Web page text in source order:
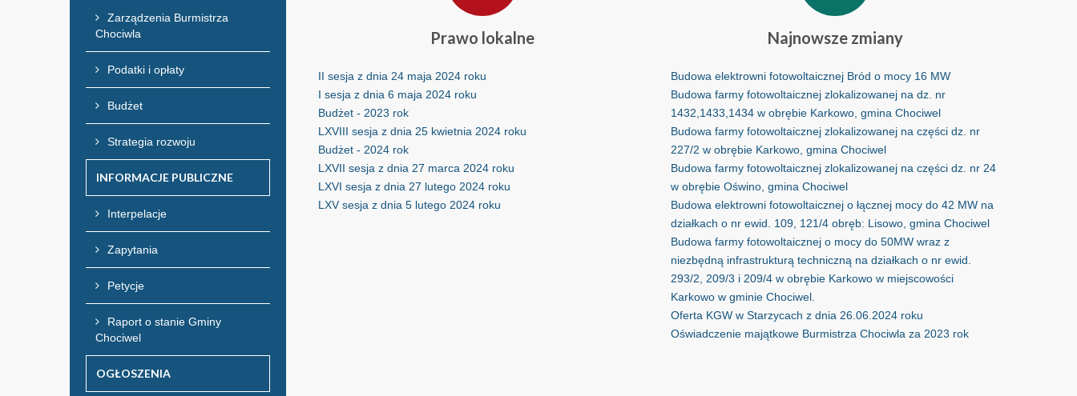
Prawo lokalne
II sesja z dnia 24 maja 2024 roku
I sesja z dnia 6 maja 2024 roku
Budżet - 2023 rok
LXVIII sesja z dnia 25 kwietnia 2024 roku
Budżet - 2024 rok
LXVII sesja z dnia 27 marca 2024 roku
LXVI sesja z dnia 27 lutego 2024 roku
LXV sesja z dnia 5 lutego 2024 roku
Najnowszezmiany
Budowa elektrowni fotowoltaicznej Bród o mocy 16 MW
Budowa farmy fotowoltaicznej zlokalizowanej na dz. nr
1432,1433,1434 w obrębie Karkowo, gmina Chociwel
Budowa farmy fotowoltaicznej zlokalizowanej na części dz. nr
227/2 w obrębie Karkowo, gmina Chociwel
Budowa farmy fotowoltaicznej zlokalizowanej na części dz. nr 24
w obrębie Oświno, gmina Chociwel
Budowa elektrowni fotowoltaicznej o łącznej mocy do 42 MW na
działkach o nr ewid. 109, 121/4 obręb: Lisowo, gmina Chociwel
Budowa farmy fotowoltaicznej o mocy do 50MW wraz z
niezbędną infrastrukturą techniczną na działkach o nr ewid.
293/2, 209/3 i 209/4 w obrębie Karkowo w miejscowości
Karkowo w gminie Chociwel.
Oferta KGW w Starzycach z dnia 26.06.2024 roku
Oświadczenie majątkowe Burmistrza Chociwla za 2023 rok
Zarządzenia Burmistrza
Chociwla
Podatki i opłaty
Budżet
Strategia rozwoju
INFORMACJE PUBLICZNE
Interpelacje
Zapytania
Petycje
Raport o stanie Gminy
Chociwel
OGŁOSZENIA